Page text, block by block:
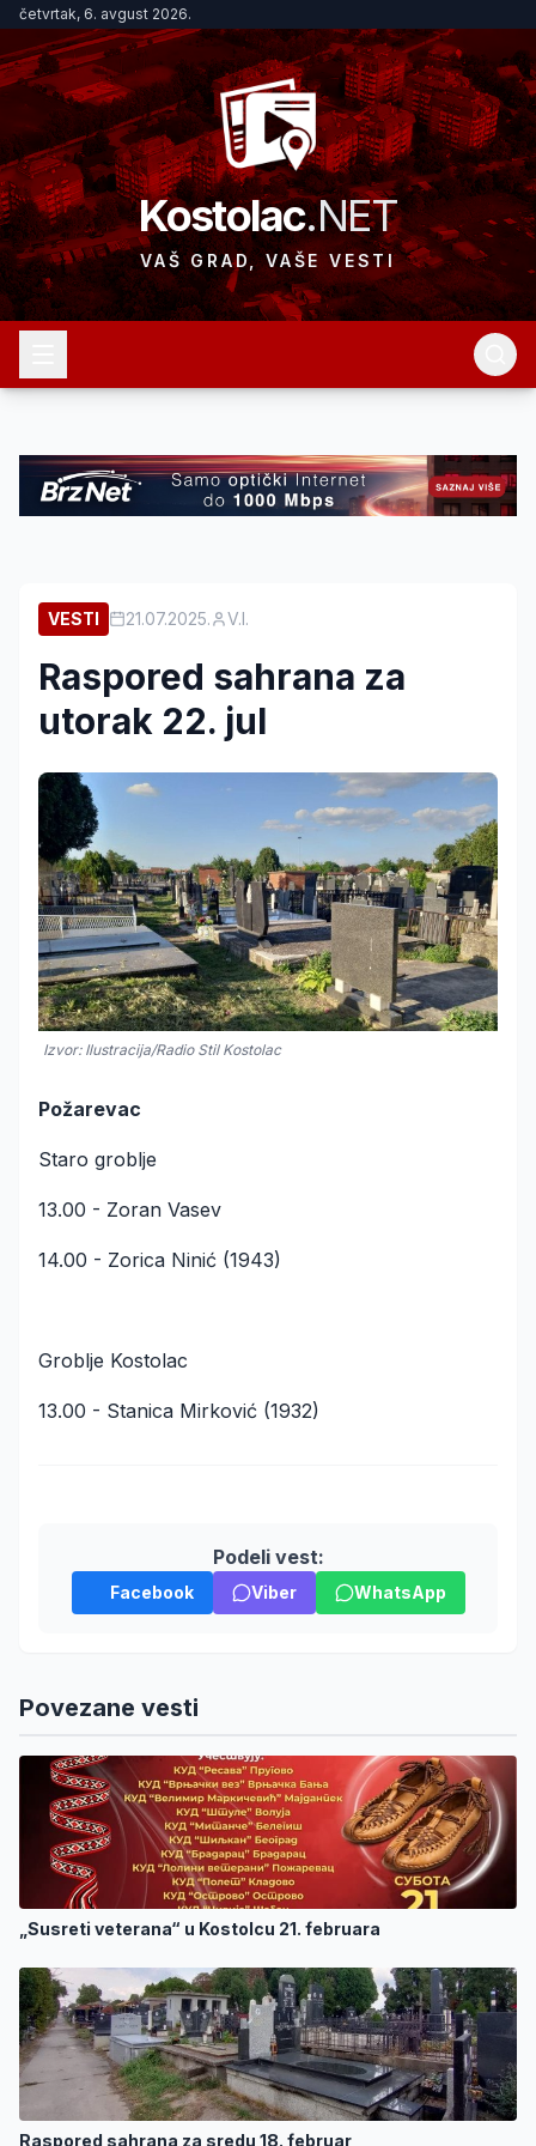
četvrtak, 6. avgust 2026.
Kostolac.NET
VAŠ GRAD, VAŠE VESTI
VESTI 21.07.2025. V.I.
Raspored sahrana za
utorak 22. jul
Izvor: Ilustracija/Radio Stil Kostolac
Požarevac
Staro groblje
13.00 - Zoran Vasev
14.00 - Zorica Ninić (1943)
Groblje Kostolac
13.00 - Stanica Mirković (1932)
Podeli vest:
Facebook Viber WhatsApp
Povezane vesti
„Susreti veterana“ u Kostolcu 21. februara
Raspored sahrana za sredu 18. februar